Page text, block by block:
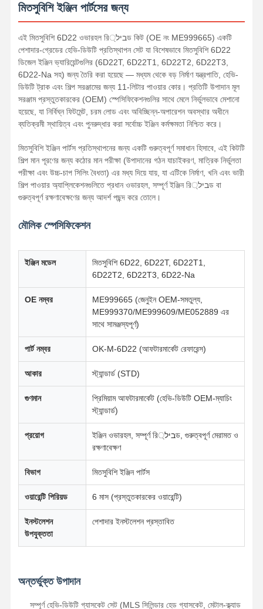
মিতসুবিশি ইঞ্জিন পার্টসের জন্য
এই মিতসুবিশি 6D22 ওভারহল রিביל্ড কিট (OE নং ME999665) একটি
পেশাদার-গ্রেডের হেভি-ডিউটি ​​প্রতিস্থাপন সেট যা বিশেষভাবে মিতসুবিশি 6D22
ডিজেল ইঞ্জিন ভ্যারিয়েন্টগুলির (6D22T, 6D22T1, 6D22T2, 6D22T3,
6D22-Na সহ) জন্য তৈরি করা হয়েছে — মধ্যম থেকে বড় নির্মাণ যন্ত্রপাতি, হেভি-
ডিউটি ​​ট্রাক এবং শিল্প সরঞ্জামের জন্য 11-লিটার পাওয়ার কোর। প্রতিটি উপাদান মূল
সরঞ্জাম প্রস্তুতকারকের (OEM) স্পেসিফিকেশনগুলির সাথে মেলে নির্ভুলভাবে মেশানো
হয়েছে, যা নির্বিঘ্ন ফিটমেন্ট, চরম লোড এবং অবিচ্ছিন্ন-অপারেশন অবস্থার অধীনে
ব্যতিক্রমী স্থায়িত্ব এবং পুনরুদ্ধার করা সর্বোচ্চ ইঞ্জিন কর্মক্ষমতা নিশ্চিত করে।
মিতসুবিশি ইঞ্জিন পার্টস প্রতিস্থাপনের জন্য একটি গুরুত্বপূর্ণ সমাধান হিসাবে, এই কিটটি
শিল্প মান পূরণের জন্য কঠোর মান পরীক্ষা (উপাদানের গঠন যাচাইকরণ, মাত্রিক নির্ভুলতা
পরীক্ষা এবং উচ্চ-চাপ সিলিং বৈধতা) এর মধ্য দিয়ে যায়, যা এটিকে নির্মাণ, খনি এবং ভারী
শিল্প পাওয়ার অ্যাপ্লিকেশনগুলিতে প্রধান ওভারহল, সম্পূর্ণ ইঞ্জিন রিביל্ড বা
গুরুত্বপূর্ণ রক্ষণাবেক্ষণের জন্য আদর্শ পছন্দ করে তোলে।
মৌলিক স্পেসিফিকেশন
ইঞ্জিন মডেল
মিতসুবিশি 6D22, 6D22T, 6D22T1,
6D22T2, 6D22T3, 6D22-Na
OE নম্বর
ME999665 (জেনুইন OEM-সমতুল্য,
ME999370/ME999609/ME052889 এর
সাথে সামঞ্জস্যপূর্ণ)
পার্ট নম্বর OK-M-6D22 (আফটারমার্কেট রেফারেন্স)
আকার স্ট্যান্ডার্ড (STD)
গুণমান
প্রিমিয়াম আফটারমার্কেট (হেভি-ডিউটি ​​OEM-ম্যাচিং
স্ট্যান্ডার্ড)
প্রয়োগ
ইঞ্জিন ওভারহল, সম্পূর্ণ রিביל্ড, গুরুত্বপূর্ণ মেরামত ও
রক্ষণাবেক্ষণ
বিভাগ মিতসুবিশি ইঞ্জিন পার্টস
ওয়ারেন্টি পিরিয়ড 6 মাস (প্রস্তুতকারকের ওয়ারেন্টি)
ইনস্টলেশন
উপযুক্ততা
পেশাদার ইনস্টলেশন প্রস্তাবিত
অন্তর্ভুক্ত উপাদান
সম্পূর্ণ হেভি-ডিউটি ​​গ্যাসকেট সেট (MLS সিলিন্ডার হেড গ্যাসকেট, মেটাল-ক্ল্যাড